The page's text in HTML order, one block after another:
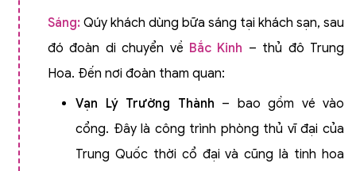
Sáng: Qúy khách dùng bữa sáng tại khách sạn, sau
đó đoàn di chuyển về Bắc Kinh – thủ đô Trung
Hoa. Đến nơi đoàn tham quan:
Vạn Lý Trường Thành – bao gồm vé vào
cổng. Đây là công trình phòng thủ vĩ đại của
Trung Quốc thời cổ đại và cũng là tinh hoa